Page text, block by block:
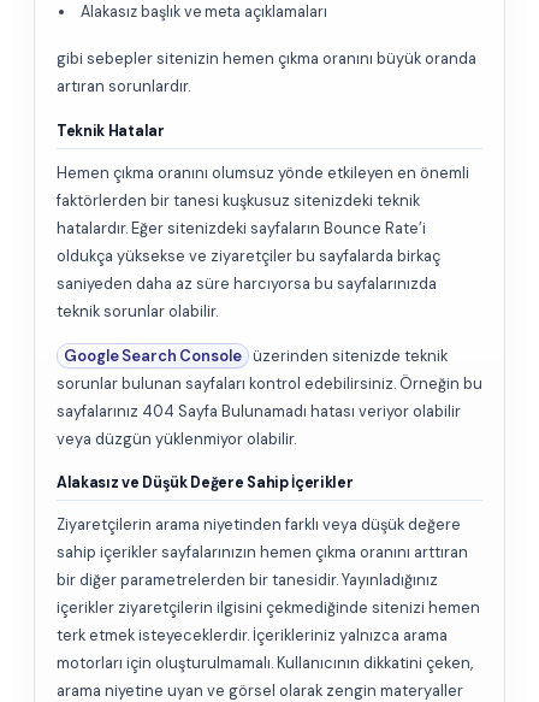
Alakasız başlık ve meta açıklamaları
gibi sebepler sitenizin hemen çıkma oranını büyük oranda
artıran sorunlardır.
Teknik Hatalar
Hemen çıkma oranını olumsuz yönde etkileyen en önemli
faktörlerden bir tanesi kuşkusuz sitenizdeki teknik
hatalardır. Eğer sitenizdeki sayfaların Bounce Rate’i
oldukça yüksekse ve ziyaretçiler bu sayfalarda birkaç
saniyeden daha az süre harcıyorsa bu sayfalarınızda
teknik sorunlar olabilir.
Google Search Console üzerinden sitenizde teknik
sorunlar bulunan sayfaları kontrol edebilirsiniz. Örneğin bu
sayfalarınız 404 Sayfa Bulunamadı hatası veriyor olabilir
veya düzgün yüklenmiyor olabilir.
Alakasız ve Düşük Değere Sahip İçerikler
Ziyaretçilerin arama niyetinden farklı veya düşük değere
sahip içerikler sayfalarınızın hemen çıkma oranını arttıran
bir diğer parametrelerden bir tanesidir. Yayınladığınız
içerikler ziyaretçilerin ilgisini çekmediğinde sitenizi hemen
terk etmek isteyeceklerdir. İçerikleriniz yalnızca arama
motorları için oluşturulmamalı. Kullanıcının dikkatini çeken,
arama niyetine uyan ve görsel olarak zengin materyaller